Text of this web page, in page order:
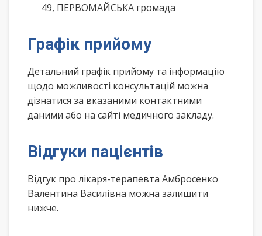
49, ПЕРВОМАЙСЬКА громада
Графік прийому
Детальний графік прийому та інформацію
щодо можливості консультацій можна
дізнатися за вказаними контактними
даними або на сайті медичного закладу.
Відгуки пацієнтів
Відгук про лікаря-терапевта Амбросенко
Валентина Василівна можна залишити
нижче.